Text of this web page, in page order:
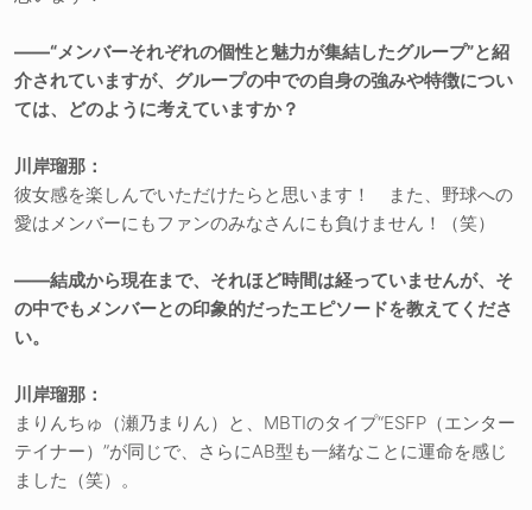
――“メンバーそれぞれの個性と魅力が集結したグループ”と紹
介されていますが、グループの中での自身の強みや特徴につい
ては、どのように考えていますか？
川岸瑠那：
彼女感を楽しんでいただけたらと思います！ また、野球への
愛はメンバーにもファンのみなさんにも負けません！（笑）
――結成から現在まで、それほど時間は経っていませんが、そ
の中でもメンバーとの印象的だったエピソードを教えてくださ
い。
川岸瑠那：
まりんちゅ（瀬乃まりん）と、MBTIのタイプ“ESFP（エンター
テイナー）”が同じで、さらにAB型も一緒なことに運命を感じ
ました（笑）。